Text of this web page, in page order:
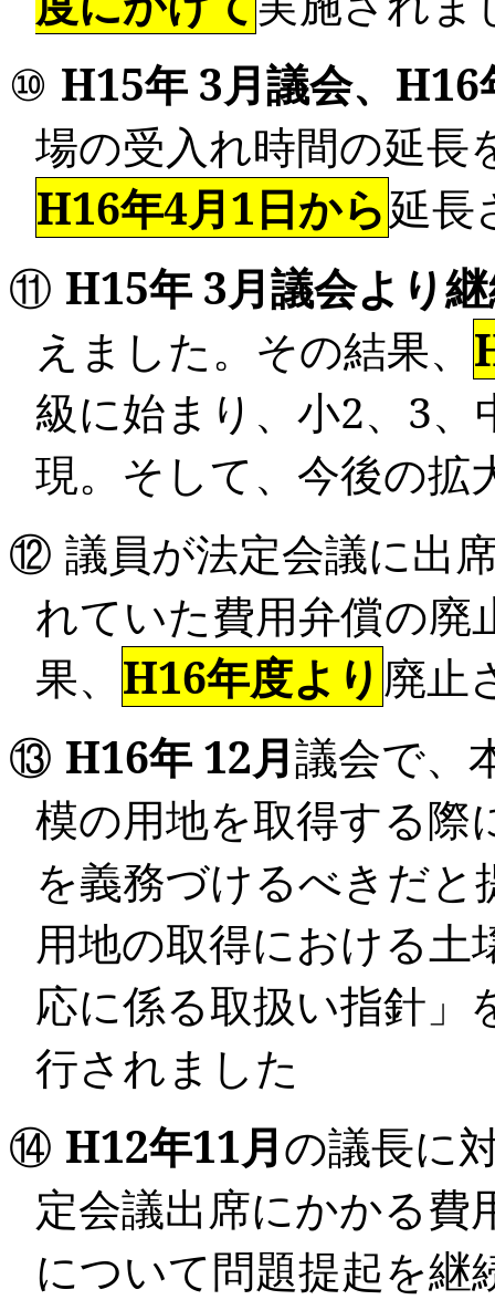
⑩ H15年 3月議会、 H16
場の受入れ時間の延長
H16年4月1日から延長
⑪ H15年 3月議会より
えました。その結果、
級に始まり、小2、 3、
現。そして、今後の拡
⑫ 議員が法定会議に出
れていた費用弁償の廃
果、 H16年度より 廃止
⑬ H16年 12月議会で、
模の用地を取得する際
を義務づけるべきだ
用地の取得における土
応に係る取扱い指針」
行されました
⑭ H12年11月の議長に
定会議出席にかかる費
について問題提起を